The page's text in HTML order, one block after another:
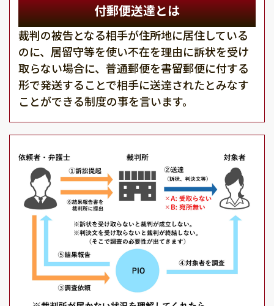
付郵便送達とは
裁判の被告となる相手が住所地に居住している
のに、居留守等を使い不在を理由に訴状を受け
取らない場合に、普通郵便を書留郵便に付する
形で発送することで相手に送達されたとみなす
ことができる制度の事を言います。